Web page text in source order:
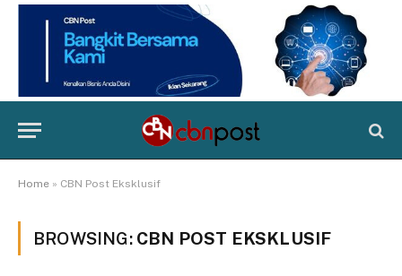
Home » CBN Post Eksklusif
BROWSING: CBN POST EKSKLUSIF